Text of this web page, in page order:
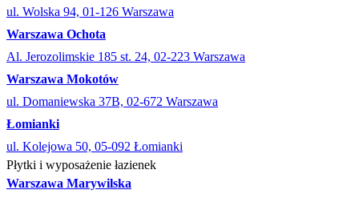
ul. Wolska 94, 01-126 Warszawa
Warszawa Ochota
Al. Jerozolimskie 185 st. 24, 02-223 Warszawa
Warszawa Mokotów
ul. Domaniewska 37B, 02-672 Warszawa
Łomianki
ul. Kolejowa 50, 05-092 Łomianki
Płytki i wyposażenie łazienek
Warszawa Marywilska